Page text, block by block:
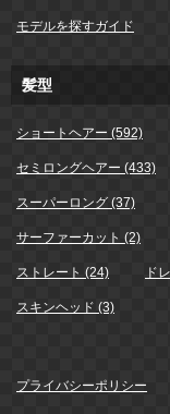
モデルを探すガイド
髪型
ショートヘアー (592)
セミロングヘアー (433)
スーパーロング (37)
サーファーカット (2)
ストレート (24) ド
スキンヘッド (3)
プライバシーポリシー